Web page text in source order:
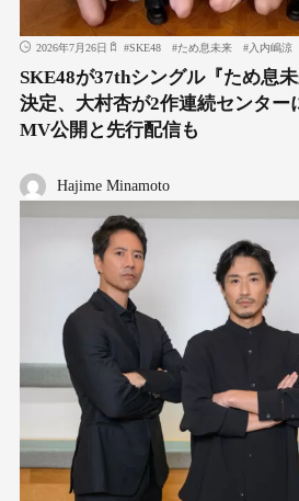
2026年7月26日 #SKE48 #ため息未来 #入内嶋涼
SKE48が37thシングル『ため息
決定、大村杏が2作連続センター
MV公開と先行配信も
Hajime Minamoto